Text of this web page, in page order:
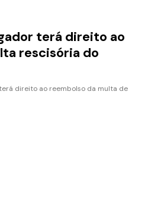
terá direito ao
rescisória do
direito ao reembolso da multa de